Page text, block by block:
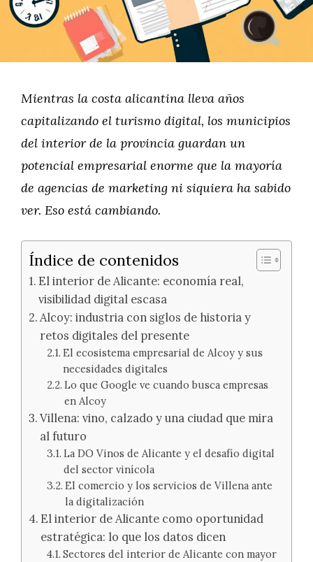
Mientras la costa alicantina lleva años
capitalizando el turismo digital, los municipios
del interior de la provincia guardan un
potencial empresarial enorme que la mayoría
de agencias de marketing ni siquiera ha sabido
ver. Eso está cambiando.
Índice de contenidos
El interior de Alicante: economía real,
visibilidad digital escasa
Alcoy: industria con siglos de historia y
retos digitales del presente
El ecosistema empresarial de Alcoy y sus
necesidades digitales
Lo que Google ve cuando busca empresas
en Alcoy
Villena: vino, calzado y una ciudad que mira
al futuro
La DO Vinos de Alicante y el desafío digital
del sector vinícola
El comercio y los servicios de Villena ante
la digitalización
El interior de Alicante como oportunidad
estratégica: lo que los datos dicen
Sectores del interior de Alicante con mayor